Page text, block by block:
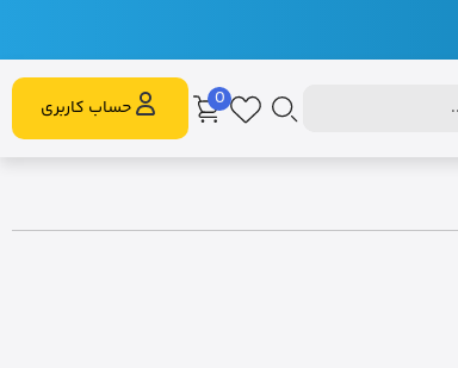
0 حساب کاربری